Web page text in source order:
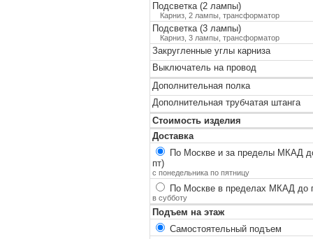
Подсветка (2 лампы)
Карниз, 2 лампы, трансформатор
Подсветка (3 лампы)
Карниз, 3 лампы, трансформатор
Закругленные углы карниза
Выключатель на провод
Дополнительная полка
Дополнительная трубчатая штанга
Стоимость изделия
Доставка
По Москве и за пределы МКАД
пт)
с понедельника по пятницу
По Москве в пределах МКАД до
в субботу
Подъем на этаж
Самостоятельный подъем